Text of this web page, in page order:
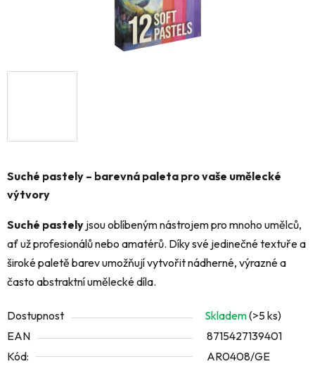
Suché pastely – barevná paleta pro vaše umělecké
výtvory
Suché pastely jsou oblíbeným nástrojem pro mnoho umělců,
ať už profesionálů nebo amatérů. Díky své jedinečné textuře a
široké paletě barev umožňují vytvořit nádherné, výrazné a
často abstraktní umělecké díla.
Dostupnost Skladem(>5 ks)
EAN
8715427139401
Kód:
AR0408/GE